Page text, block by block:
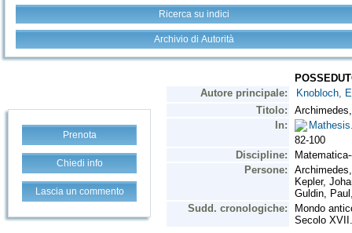
Ricerca su indici
Archivio di Autorità
Prenota
Chiedi info
Lascia un commento